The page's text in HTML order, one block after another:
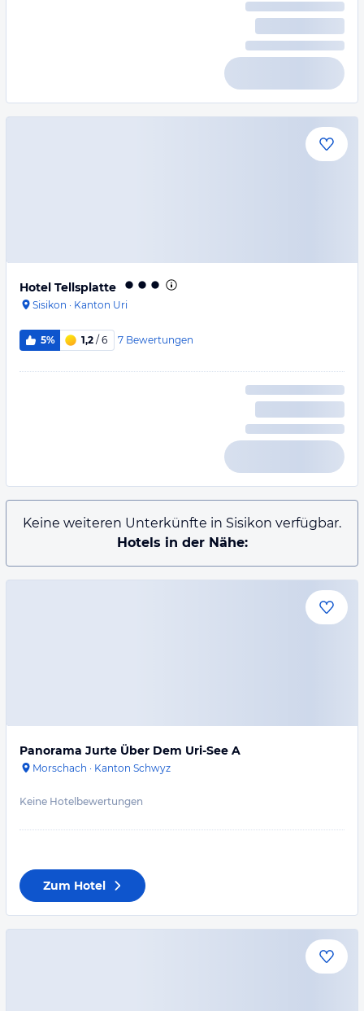
Hotel Tellsplatte
Sisikon · Kanton Uri
5% 1,2 / 6 7 Bewertungen
Keine weiteren Unterkünfte in Sisikon verfügbar.
Hotels in der Nähe:
Panorama Jurte Über Dem Uri-See A
Morschach · Kanton Schwyz
Keine Hotelbewertungen
Zum Hotel